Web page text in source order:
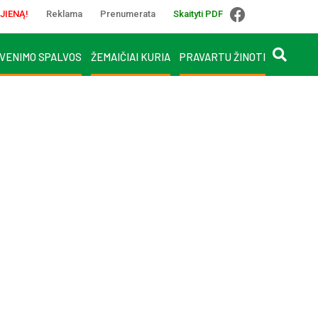
Reklama Prenumerata Skaityti PDF
SPALVOS ŽEMAIČIAI KURIA PRAVARTU ŽINOTI